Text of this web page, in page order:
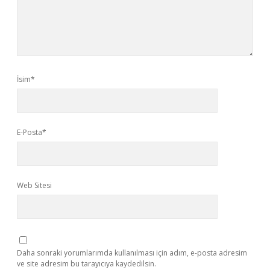
İsim*
E-Posta*
Web Sitesi
Daha sonraki yorumlarımda kullanılması için adım, e-posta adresim
ve site adresim bu tarayıcıya kaydedilsin.